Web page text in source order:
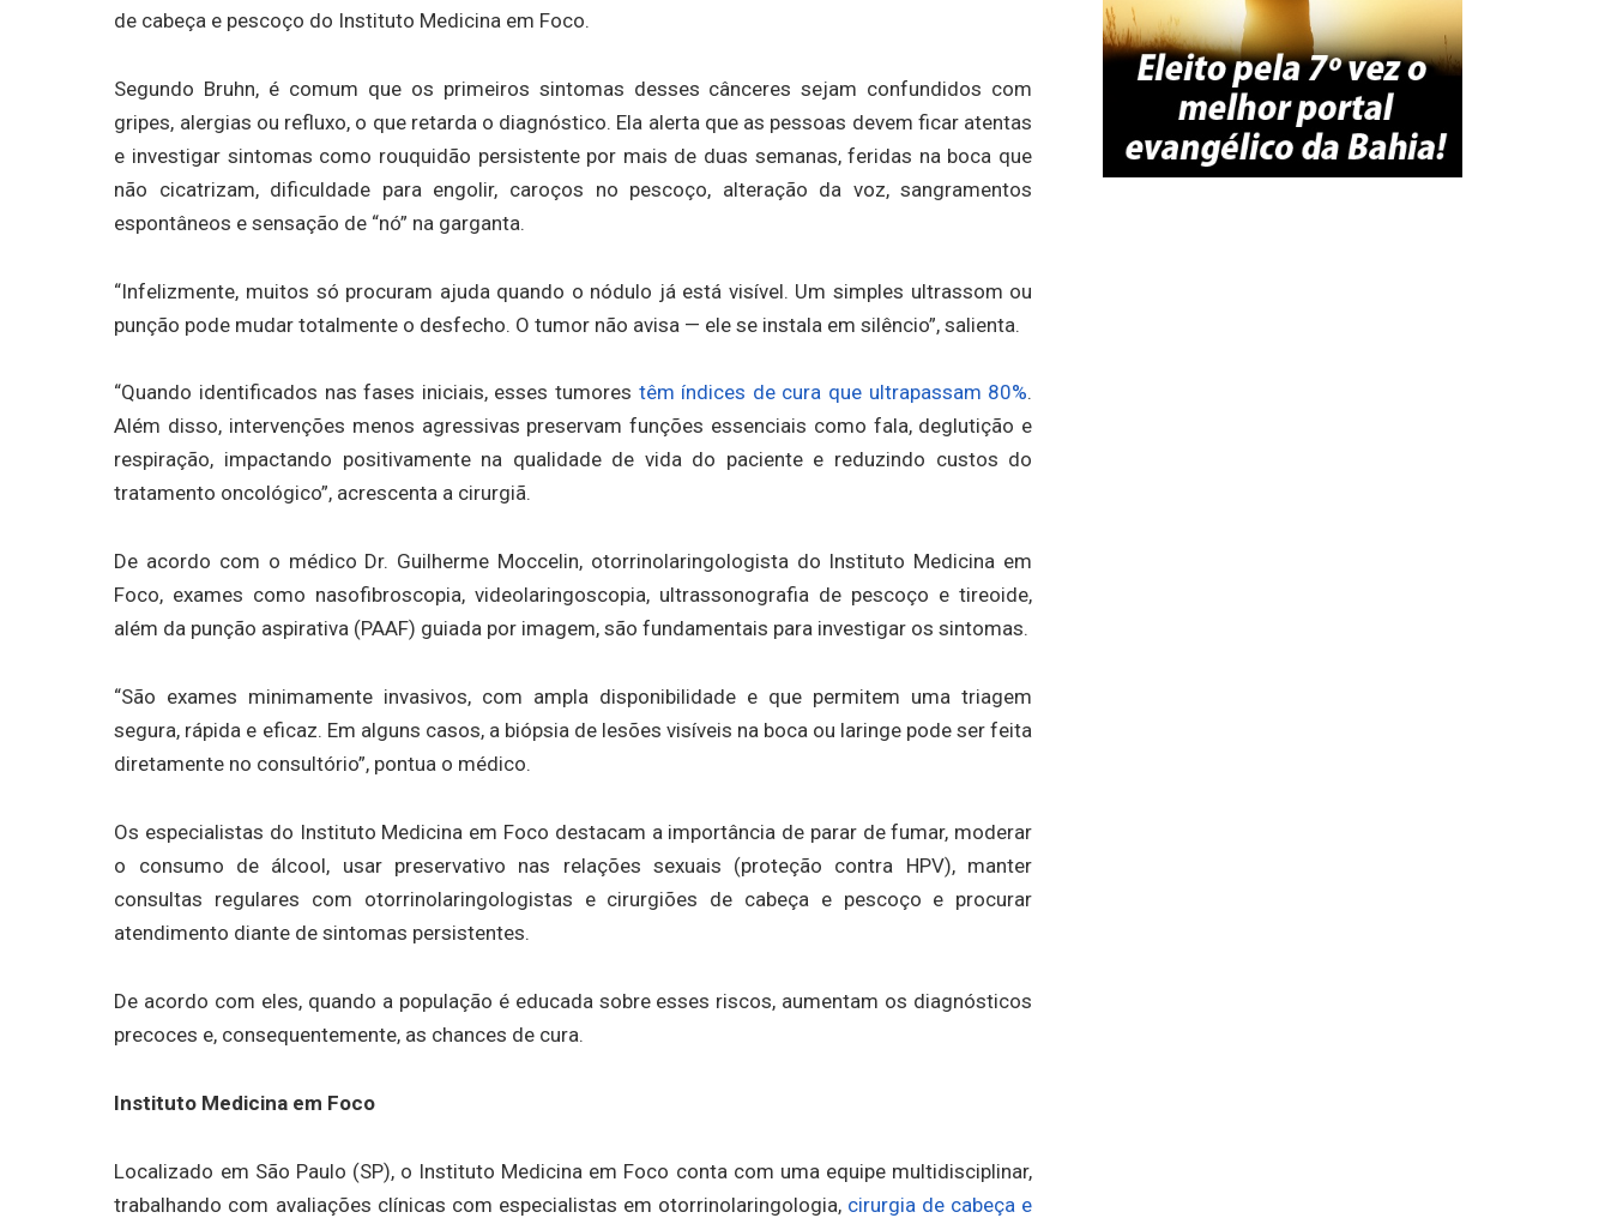
de cabeça e pescoço do Instituto Medicina em Foco.
Segundo Bruhn, é comum que os primeiros sintomas desses cânceres sejam confundidos com
gripes, alergias ou refluxo, o que retarda o diagnóstico. Ela alerta que as pessoas devem ficar atentas
e investigar sintomas como rouquidão persistente por mais de duas semanas, feridas na boca que
não cicatrizam, dificuldade para engolir, caroços no pescoço, alteração da voz, sangramentos
espontâneos e sensação de “nó” na garganta.
“Infelizmente, muitos só procuram ajuda quando o nódulo já está visível. Um simples ultrassom ou
punção pode mudar totalmente o desfecho. O tumor não avisa — ele se instala em silêncio”, salienta.
“Quando identificados nas fases iniciais, esses tumores têm índices de cura que ultrapassam 80%.
Além disso, intervenções menos agressivas preservam funções essenciais como fala, deglutição e
respiração, impactando positivamente na qualidade de vida do paciente e reduzindo custos do
tratamento oncológico”, acrescenta a cirurgiã.
De acordo com o médico Dr. Guilherme Moccelin, otorrinolaringologista do Instituto Medicina em
Foco, exames como nasofibroscopia, videolaringoscopia, ultrassonografia de pescoço e tireoide,
além da punção aspirativa (PAAF) guiada por imagem, são fundamentais para investigar os sintomas.
“São exames minimamente invasivos, com ampla disponibilidade e que permitem uma triagem
segura, rápida e eficaz. Em alguns casos, a biópsia de lesões visíveis na boca ou laringe pode ser feita
diretamente no consultório”, pontua o médico.
Os especialistas do Instituto Medicina em Foco destacam a importância de parar de fumar, moderar
o consumo de álcool, usar preservativo nas relações sexuais (proteção contra HPV), manter
consultas regulares com otorrinolaringologistas e cirurgiões de cabeça e pescoço e procurar
atendimento diante de sintomas persistentes.
De acordo com eles, quando a população é educada sobre esses riscos, aumentam os diagnósticos
precoces e, consequentemente, as chances de cura.
Instituto Medicina em Foco
Localizado em São Paulo (SP), o Instituto Medicina em Foco conta com uma equipe multidisciplinar,
trabalhando com avaliações clínicas com especialistas em otorrinolaringologia, cirurgia de cabeça e